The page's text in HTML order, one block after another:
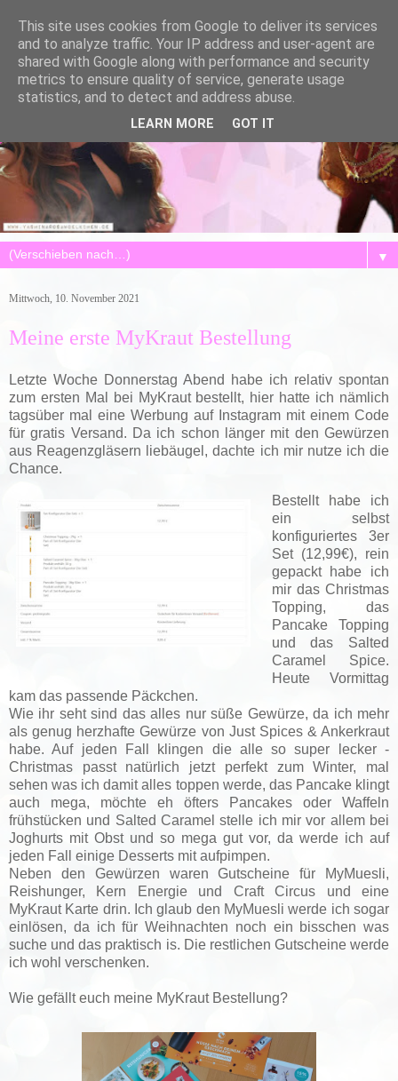
▼
Mittwoch, 10. November 2021
Meine erste MyKraut Bestellung
Letzte Woche Donnerstag Abend habe ich relativ spontan
zum ersten Mal bei MyKraut bestellt, hier hatte ich nämlich
tagsüber mal eine Werbung auf Instagram mit einem Code
für gratis Versand. Da ich schon länger mit den Gewürzen
aus Reagenzgläsern liebäugel, dachte ich mir nutze ich die
Chance.
Bestellt habe ich
ein selbst
konfiguriertes 3er
Set (12,99€), rein
gepackt habe ich
mir das Christmas
Topping, das
Pancake Topping
und das Salted
Caramel Spice.
Heute Vormittag
kam das passende Päckchen.
Wie ihr seht sind das alles nur süße Gewürze, da ich mehr
als genug herzhafte Gewürze von Just Spices & Ankerkraut
habe. Auf jeden Fall klingen die alle so super lecker -
Christmas passt natürlich jetzt perfekt zum Winter, mal
sehen was ich damit alles toppen werde, das Pancake klingt
auch mega, möchte eh öfters Pancakes oder Waffeln
frühstücken und Salted Caramel stelle ich mir vor allem bei
Joghurts mit Obst und so mega gut vor, da werde ich auf
jeden Fall einige Desserts mit aufpimpen.
Neben den Gewürzen waren Gutscheine für MyMuesli,
Reishunger, Kern Energie und Craft Circus und eine
MyKraut Karte drin. Ich glaub den MyMuesli werde ich sogar
einlösen, da ich für Weihnachten noch ein bisschen was
suche und das praktisch is. Die restlichen Gutscheine werde
ich wohl verschenken.
Wie gefällt euch meine MyKraut Bestellung?
This site uses cookies from Google to deliver its services
and to analyze traffic. Your IP address and user-agent are
shared with Google along with performance and security
metrics to ensure quality of service, generate usage
statistics, and to detect and address abuse.
LEARN MORE GOT IT